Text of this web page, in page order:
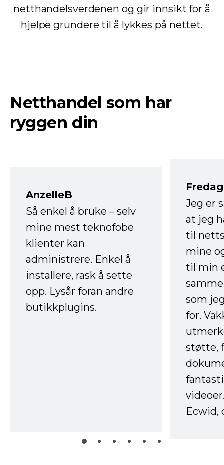
netthandelsverdenen og gir innsikt for å
hjelpe gründere til å lykkes på nettet.
Netthandel som har
ryggen din
AnzelleB
Så enkel å bruke – selv
mine mest teknofobe
klienter kan
administrere. Enkel å
installere, rask å sette
opp. Lysår foran andre
butikkplugins.
Jeg er
at jeg
til
mine
til min
som
for.
støtte,
Ecwid,